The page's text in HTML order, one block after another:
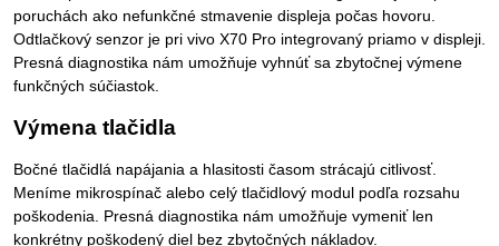
poruchách ako nefunkčné stmavenie displeja počas hovoru.
Odtlačkový senzor je pri vivo X70 Pro integrovaný priamo v displeji.
Presná diagnostika nám umožňuje vyhnúť sa zbytočnej výmene
funkčných súčiastok.
Výmena tlačidla
Bočné tlačidlá napájania a hlasitosti časom strácajú citlivosť.
Meníme mikrospínač alebo celý tlačidlový modul podľa rozsahu
poškodenia. Presná diagnostika nám umožňuje vymeniť len
konkrétny poškodený diel bez zbytočných nákladov.